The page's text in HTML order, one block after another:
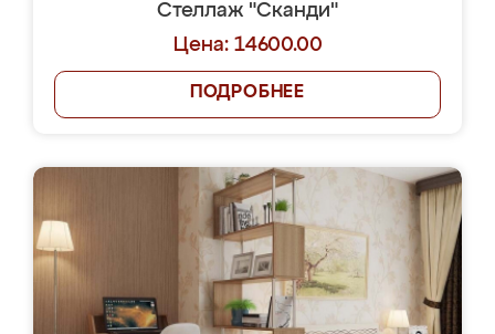
Стеллаж "Сканди"
Цена: 14600.00
ПОДРОБНЕЕ